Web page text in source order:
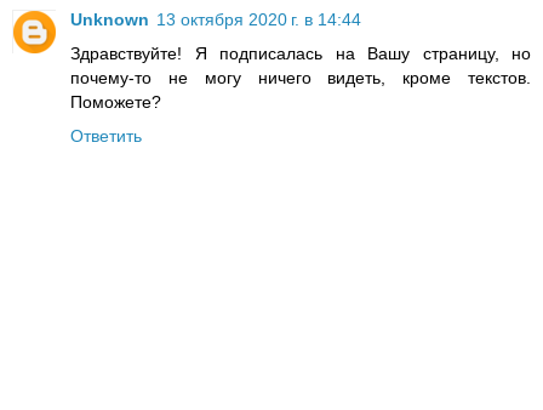
Unknown 13 октября 2020 г. в 14:44
Здравствуйте! Я подписалась на Вашу страницу, но
почему-то не могу ничего видеть, кроме текстов.
Поможете?
Ответить